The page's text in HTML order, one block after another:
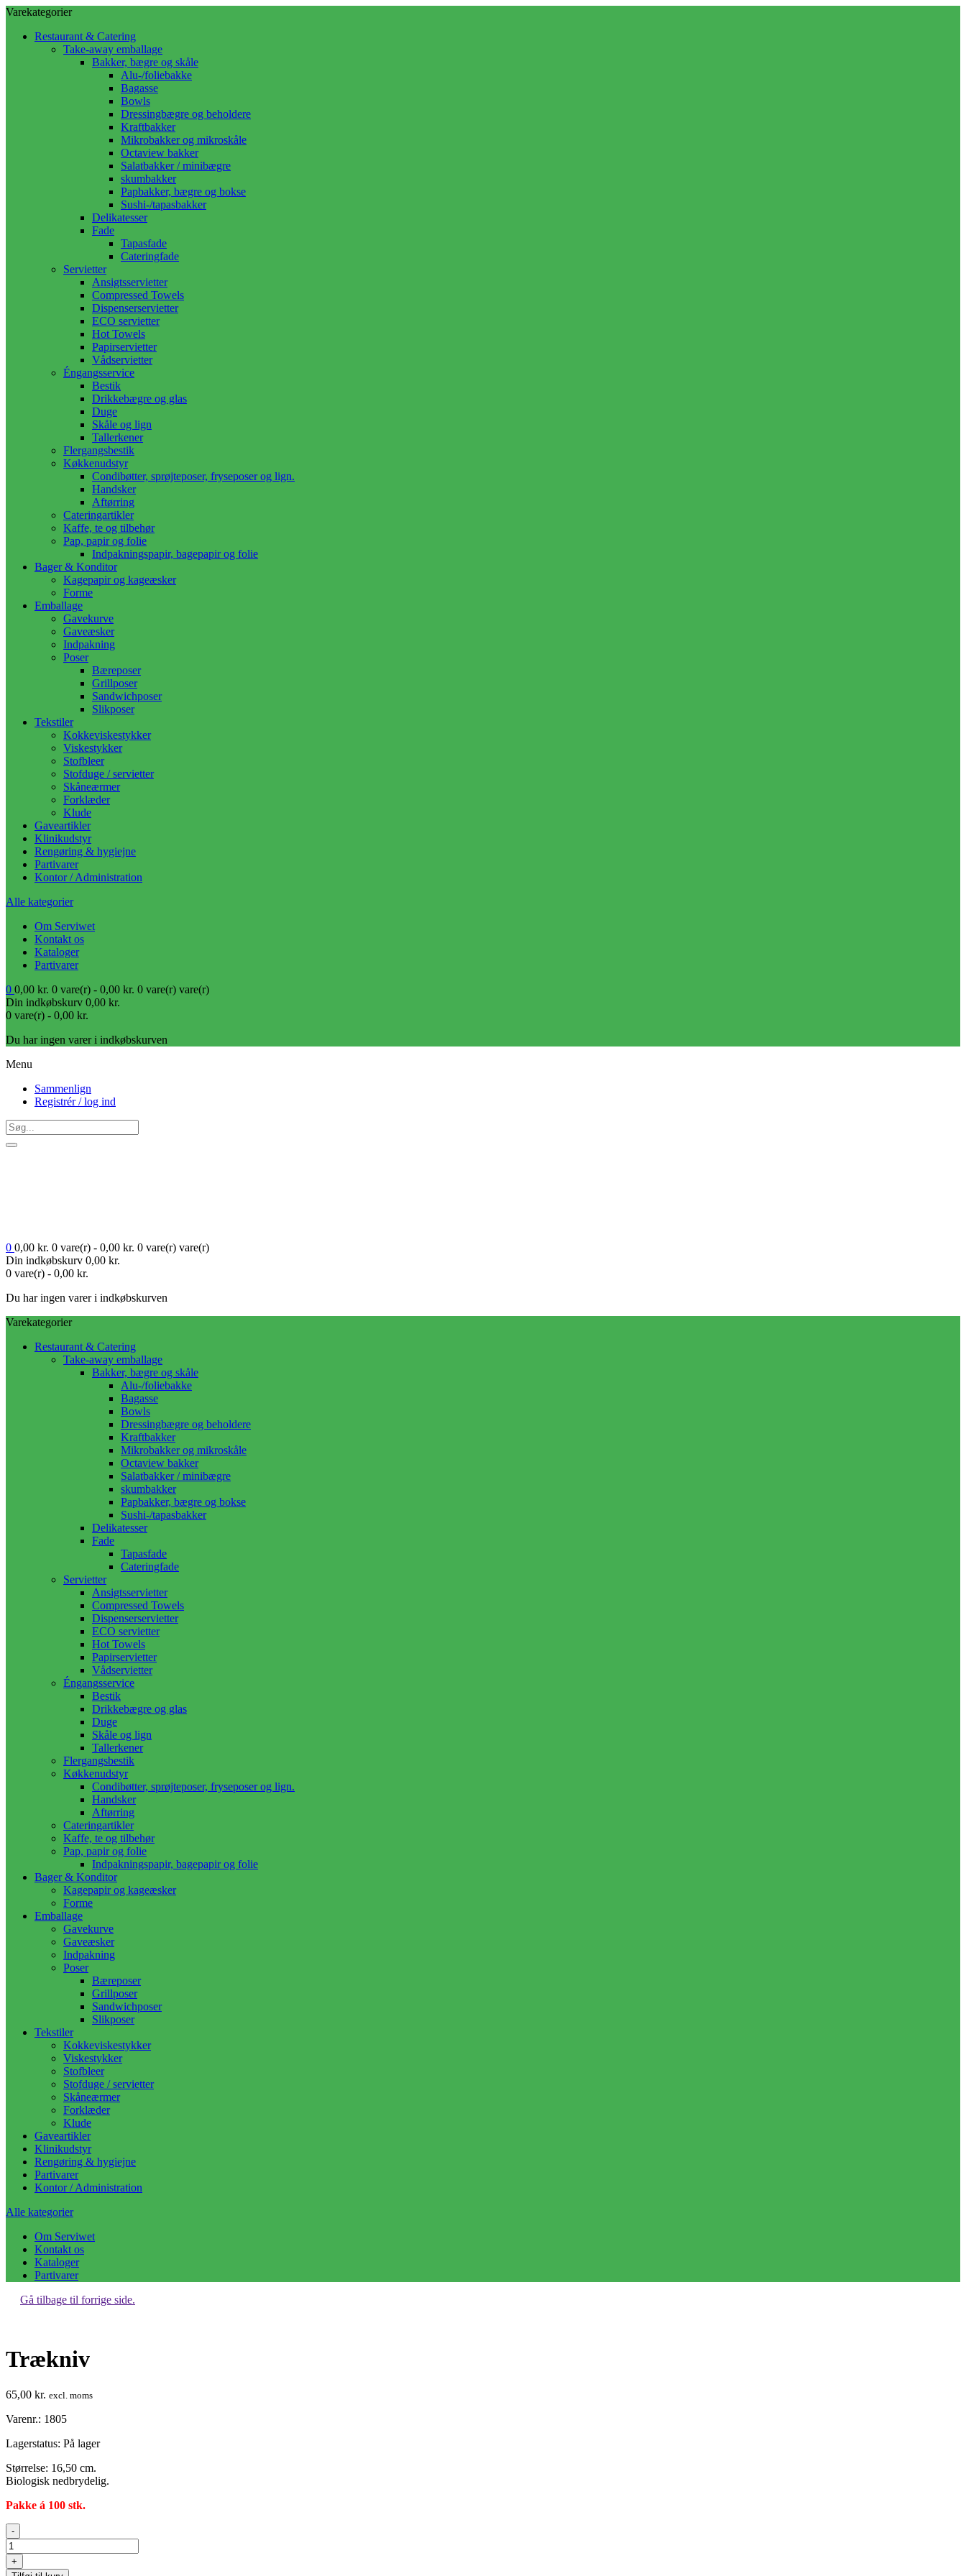
Varekategorier
Restaurant & Catering
Take-away emballage
Bakker, bægre og skåle
Alu-/foliebakke
Bagasse
Bowls
Dressingbægre og beholdere
Kraftbakker
Mikrobakker og mikroskåle
Octaview bakker
Salatbakker / minibægre
skumbakker
Papbakker, bægre og bokse
Sushi-/tapasbakker
Delikatesser
Fade
Tapasfade
Cateringfade
Servietter
Ansigtsservietter
Compressed Towels
Dispenserservietter
ECO servietter
Hot Towels
Papirservietter
Vådservietter
Éngangsservice
Bestik
Drikkebægre og glas
Duge
Skåle og lign
Tallerkener
Flergangsbestik
Køkkenudstyr
Condibøtter, sprøjteposer, fryseposer og lign.
Handsker
Aftørring
Cateringartikler
Kaffe, te og tilbehør
Pap, papir og folie
Indpakningspapir, bagepapir og folie
Bager & Konditor
Kagepapir og kageæsker
Forme
Emballage
Gavekurve
Gaveæsker
Indpakning
Poser
Bæreposer
Grillposer
Sandwichposer
Slikposer
Tekstiler
Kokkeviskestykker
Viskestykker
Stofbleer
Stofduge / servietter
Skåneærmer
Forklæder
Klude
Gaveartikler
Klinikudstyr
Rengøring & hygiejne
Partivarer
Kontor / Administration
Alle kategorier
Om Serviwet
Kontakt os
Kataloger
Partivarer
0 0,00 kr. 0 vare(r) - 0,00 kr. 0 vare(r) vare(r)
Din indkøbskurv 0,00 kr.
0 vare(r) - 0,00 kr.
Du har ingen varer i indkøbskurven
Menu
Sammenlign
Registrér / log ind
0 0,00 kr. 0 vare(r) - 0,00 kr. 0 vare(r) vare(r)
Din indkøbskurv 0,00 kr.
0 vare(r) - 0,00 kr.
Du har ingen varer i indkøbskurven
Varekategorier
Restaurant & Catering
Take-away emballage
Bakker, bægre og skåle
Alu-/foliebakke
Bagasse
Bowls
Dressingbægre og beholdere
Kraftbakker
Mikrobakker og mikroskåle
Octaview bakker
Salatbakker / minibægre
skumbakker
Papbakker, bægre og bokse
Sushi-/tapasbakker
Delikatesser
Fade
Tapasfade
Cateringfade
Servietter
Ansigtsservietter
Compressed Towels
Dispenserservietter
ECO servietter
Hot Towels
Papirservietter
Vådservietter
Éngangsservice
Bestik
Drikkebægre og glas
Duge
Skåle og lign
Tallerkener
Flergangsbestik
Køkkenudstyr
Condibøtter, sprøjteposer, fryseposer og lign.
Handsker
Aftørring
Cateringartikler
Kaffe, te og tilbehør
Pap, papir og folie
Indpakningspapir, bagepapir og folie
Bager & Konditor
Kagepapir og kageæsker
Forme
Emballage
Gavekurve
Gaveæsker
Indpakning
Poser
Bæreposer
Grillposer
Sandwichposer
Slikposer
Tekstiler
Kokkeviskestykker
Viskestykker
Stofbleer
Stofduge / servietter
Skåneærmer
Forklæder
Klude
Gaveartikler
Klinikudstyr
Rengøring & hygiejne
Partivarer
Kontor / Administration
Alle kategorier
Om Serviwet
Kontakt os
Kataloger
Partivarer
Gå tilbage til forrige side.
Trækniv
65,00 kr. excl. moms
Varenr.: 1805
Lagerstatus: På lager
Størrelse: 16,50 cm.
Biologisk nedbrydelig.
Pakke á 100 stk.
Trækniv
antal
-
+